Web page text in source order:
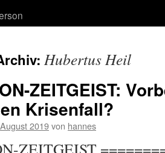
Hubertus Heil
ZEITGEIST:
Krisenfall?
2019von hannes
ZEITGEIST